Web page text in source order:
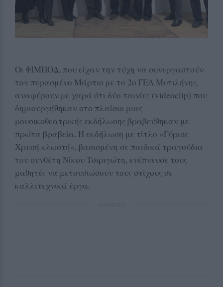
Οι ΦΙΜΠΟΔ, που είχαν την τύχη να συνεργαστούν
τον περασμένο Μάρτιο με το 2ο ΓΕΛ Μυτιλήνης,
αναφέρουν με χαρά ότι δύο ταινίες (videoclip) που
δημιουργήθηκαν στο πλαίσιο μιας
μουσικοθεατρικής εκδήλωσης βραβεύθηκαν με
πρώτα βραβεία. Η εκδήλωση με τίτλο «Γύρισε
Χρυσή κλωστή», βασισμένη σε παιδικά τραγούδια
του συνθέτη Νίκου Τσιριγώτη, ενέπνευσε τους
μαθητές να μετουσιώσουν τους στίχους σε
καλλιτεχνικά έργα.